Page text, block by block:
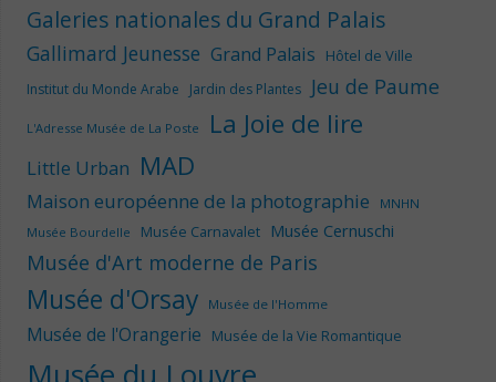
Galeries nationales du Grand Palais
Gallimard Jeunesse Grand Palais Hôtel de Ville
Institut du Monde Arabe Jardin des Plantes Jeu de Paume
L'Adresse Musée de La Poste La Joie de lire
Little Urban MAD
Maison européenne de la photographie
MNHN
Musée Bourdelle
Musée Carnavalet Musée Cernuschi
Musée d'Art moderne de Paris
Musée d'Orsay Musée de l'Homme
Musée de l'Orangerie Musée de la Vie Romantique